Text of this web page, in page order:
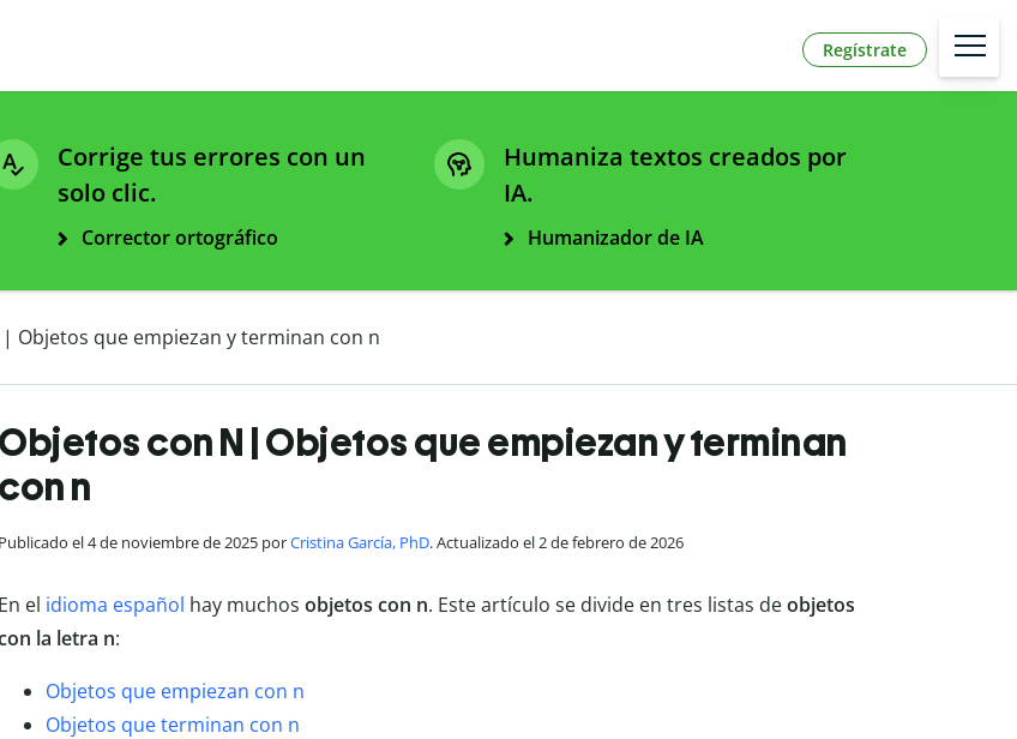
Regístrate
Corrige tus errores con un
solo clic.
Corrector ortográfico
Humaniza textos creados por
IA.
Humanizador de IA
Objetos que empiezan y terminan con n
Objetos con N | Objetos que empiezan y terminan
con n
Publicado el 4 de noviembre de 2025 porCristina García, PhD. Actualizado el 2 de febrero de 2026
En el idioma español hay muchos objetos con n. Este artículo se divide en tres listas deobjetos
la letra n:
Objetos que empiezan con n
Objetos que terminan con n